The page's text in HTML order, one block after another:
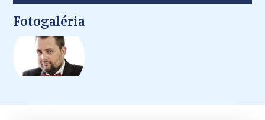
Fotogaléria